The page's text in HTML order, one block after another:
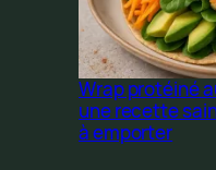
Wrap protéiné
une recette
à emporter